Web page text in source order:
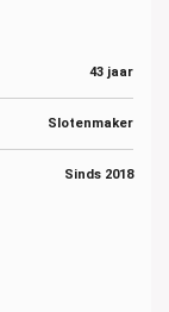
43 jaar
Slotenmaker
Sinds 2018